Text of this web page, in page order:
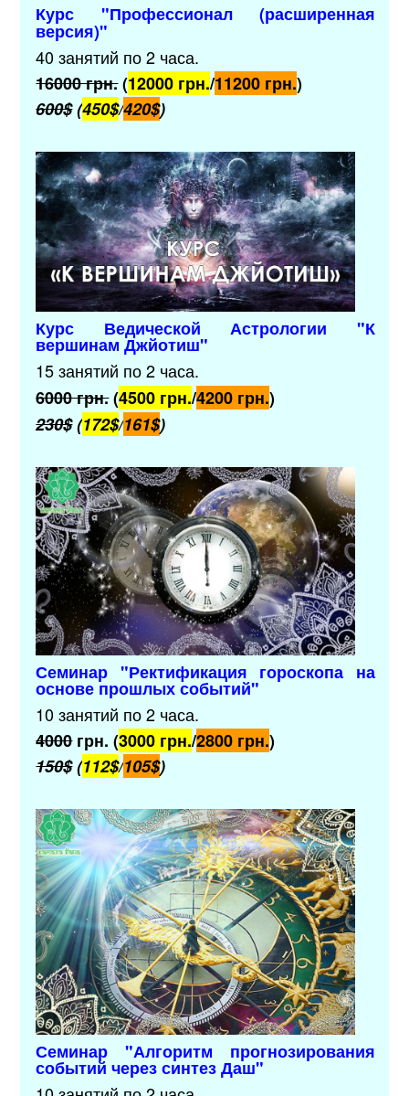
Курс "Профессионал (расширенная
версия)"
40 занятий по 2 часа.
16000 грн.(12000 грн./11200 грн.)
600$(450$/420$)
Курс Ведической Астрологии "К
вершинам Джйотиш"
15 занятий по 2 часа.
6000 грн.(4500 грн./4200 грн.)
230$(172$/161$)
Семинар "Ректификация гороскопа на
основе прошлых событий"
10 занятий по 2 часа.
4000грн. (3000 грн./2800 грн.)
150$(112$/105$)
Семинар "Алгоритм прогнозирования
событий через синтез Даш"